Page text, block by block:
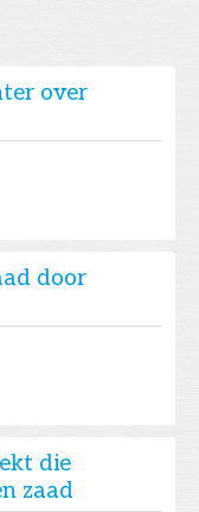
over
door
die
zaad